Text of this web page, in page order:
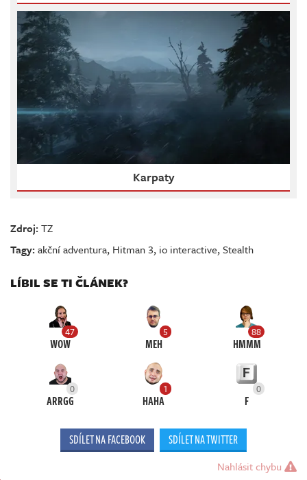
Karpaty
Zdroj:TZ
Tagy:akční adventura, Hitman 3, io interactive,Stealth
LÍBIL SE TI ČLÁNEK?
47
WOW
5
MEH
88
HMMM
0
ARRGG
1
HAHA
0
F
SDÍLET NA FACEBOOK SDÍLET NA TWITTER
Nahlásit chybu